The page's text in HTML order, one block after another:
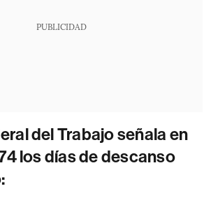
PUBLICIDAD
del Trabajo señala en
los días de descanso